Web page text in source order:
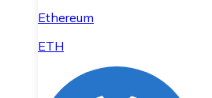
Ethereum
ETH